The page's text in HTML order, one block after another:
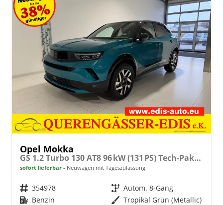
Opel Mokka
GS 1.2 Turbo 130 AT8 96 kW (131 PS) Tech-Paket inkl.Geschwindigkeitsassistent, Spurhalteassistent, Frontkollisionswarner, Einparkhilfe vorne und hinten, Toter-Winkel-Warner, DAB, Android Auto, Apple CarPlay, 17 Zoll Leichtmetallfelgen, uvm.
sofort lieferbar Neuwagen mit Tageszulassung
Fahrzeugnr. 354978 Getriebe Autom. 8-Gang
Kraftstoff Benzin Außenfarbe Tropikal Grün (Metallic)